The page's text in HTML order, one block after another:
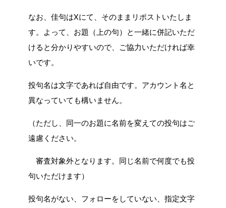
なお、佳句はXにて、そのままリポストいたしま
す。よって、お題（上の句）と一緒に併記いただ
けると分かりやすいので、ご協力いただければ幸
いです。
投句名は文字であれば自由です。アカウント名と
異なっていても構いません。
（ただし、同一のお題に名前を変えての投句はご
遠慮ください。
審査対象外となります。同じ名前で何度でも投
句いただけます）
投句名がない、フォローをしていない、指定文字